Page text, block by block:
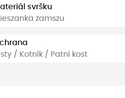
svršku
zamszu
/ Kotník / Patní kost